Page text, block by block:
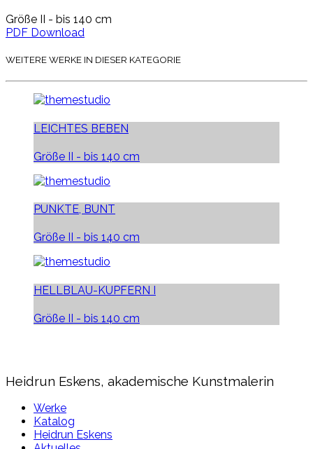
Größe II - bis 140 cm
PDF Download
WEITERE WERKE IN DIESER KATEGORIE
LEICHTES BEBEN
Größe II - bis 140 cm
PUNKTE, BUNT
Größe II - bis 140 cm
HELLBLAU-KUPFERN I
Größe II - bis 140 cm
Heidrun Eskens, akademische Kunstmalerin
Werke
Katalog
Heidrun Eskens